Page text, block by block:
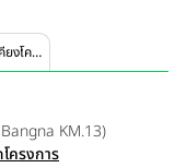
งโครงการ
KM.13)
ครงการ